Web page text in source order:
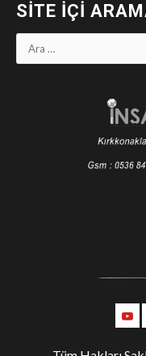
SITE İÇI
Arama: